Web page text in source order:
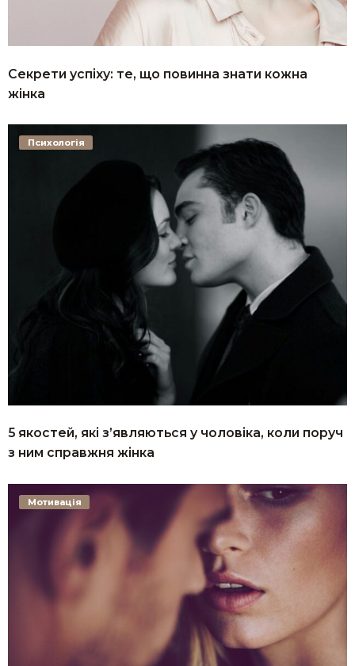
Секрети успіху: те, що повинна знати кожна
жінка
5 якостей, які з’являються у чоловіка, коли поруч
з ним справжня жінка
Психологія
Мотивація